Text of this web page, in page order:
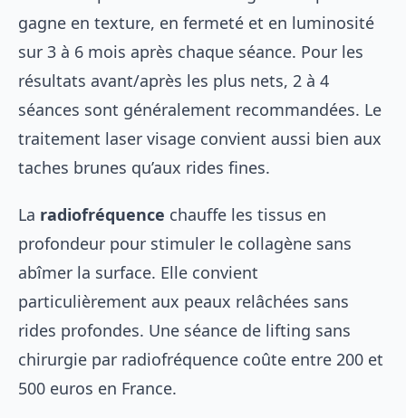
gagne en texture, en fermeté et en luminosité
sur 3 à 6 mois après chaque séance. Pour les
résultats avant/après les plus nets, 2 à 4
séances sont généralement recommandées. Le
traitement laser visage convient aussi bien aux
taches brunes qu’aux rides fines.
La radiofréquence chauffe les tissus en
profondeur pour stimuler le collagène sans
abîmer la surface. Elle convient
particulièrement aux peaux relâchées sans
rides profondes. Une séance de lifting sans
chirurgie par radiofréquence coûte entre 200 et
500 euros en France.